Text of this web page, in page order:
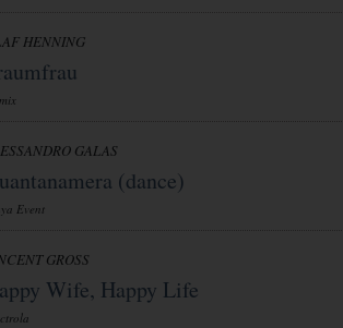
HENNING
GALAS
(dance)
Event
GROSS
Wife, Happy Life